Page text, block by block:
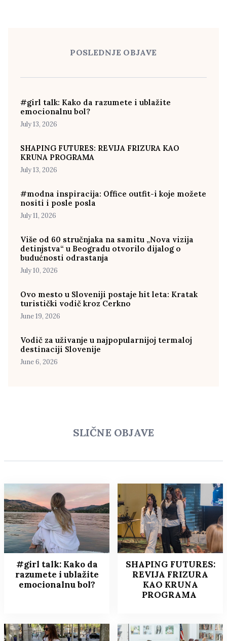
POSLEDNJE OBJAVE
#girl talk: Kako da razumete i ublažite
emocionalnu bol?
July 13, 2026
SHAPING FUTURES: REVIJA FRIZURA KAO
KRUNA PROGRAMA
July 13, 2026
#modna inspiracija: Office outfit-i koje možete
nositi i posle posla
July 11, 2026
Više od 60 stručnjaka na samitu „Nova vizija
detinjstva“ u Beogradu otvorilo dijalog o
budućnosti odrastanja
July 10, 2026
Ovo mesto u Sloveniji postaje hit leta: Kratak
turistički vodič kroz Cerkno
June 19, 2026
Vodič za uživanje u najpopularnijoj termaloj
destinaciji Slovenije
June 6, 2026
SLIČNE OBJAVE
#girl talk: Kako da
razumete i ublažite
emocionalnu bol?
SHAPING FUTURES:
REVIJA FRIZURA
KAO KRUNA
PROGRAMA